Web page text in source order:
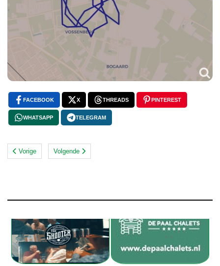
FACEBOOK X THREADS PINTEREST
WHATSAPP TELEGRAM
Vorige Volgende